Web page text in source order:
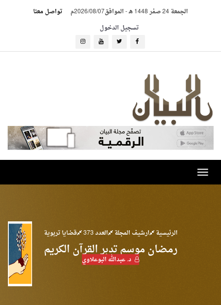
الجمعة 24 صفر 1448 هـ -الموافق2026/08/07م
تواصل معنا
تسجيل الدخول
Toggle
navigation
الرئيسية ارشيف المجلة العدد 373 قضايا تربوية
رمضان موسم تدبر القرآن الكريم
د. عبدالله البوعلاوي